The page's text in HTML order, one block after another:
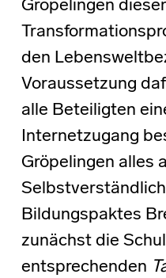
Gröpelingen
den
Voraussetzung
alle Beteiligten
Internetzugang
Gröpelingen alles
Bildungspaktes
zunächst die
entsprechenden